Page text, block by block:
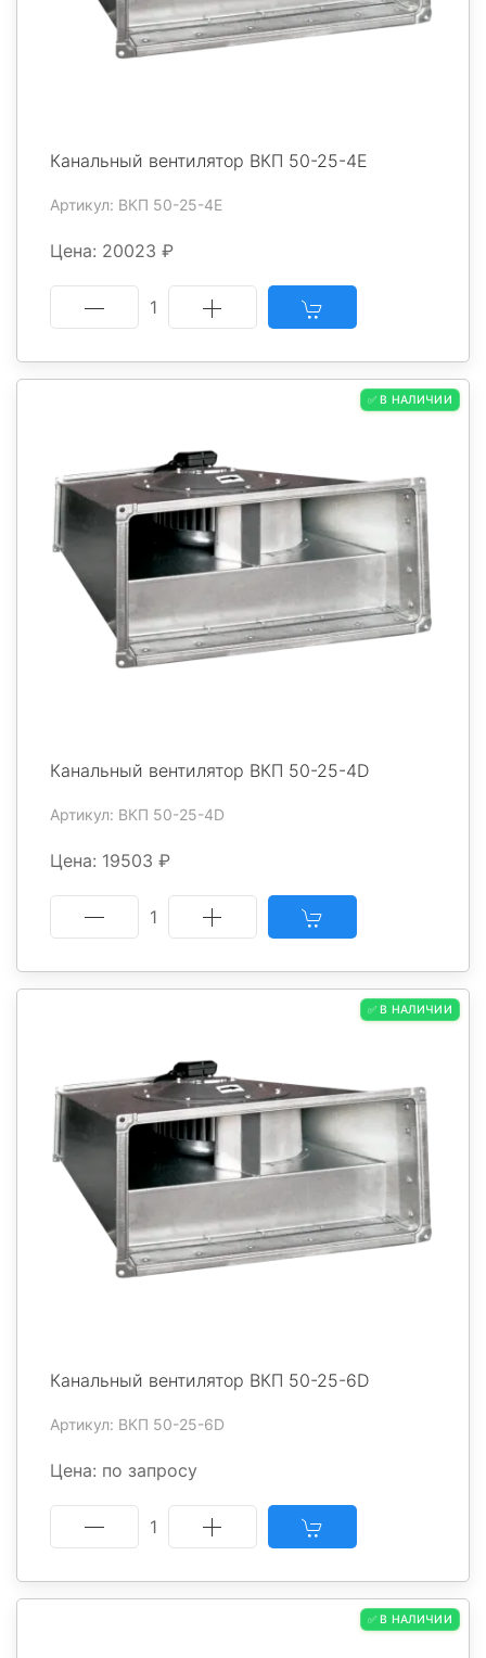
Канальный вентилятор ВКП 50-25-4Е
Артикул: ВКП 50-25-4Е
Цена: 20023 ₽
1
✅ В НАЛИЧИИ
Канальный вентилятор ВКП 50-25-4D
Артикул: ВКП 50-25-4D
Цена: 19503 ₽
1
✅ В НАЛИЧИИ
Канальный вентилятор ВКП 50-25-6D
Артикул: ВКП 50-25-6D
Цена: по запросу
1
✅ В НАЛИЧИИ